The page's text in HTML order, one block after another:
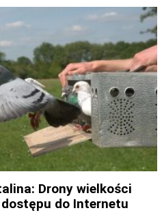
Drony wielkości
do Internetu